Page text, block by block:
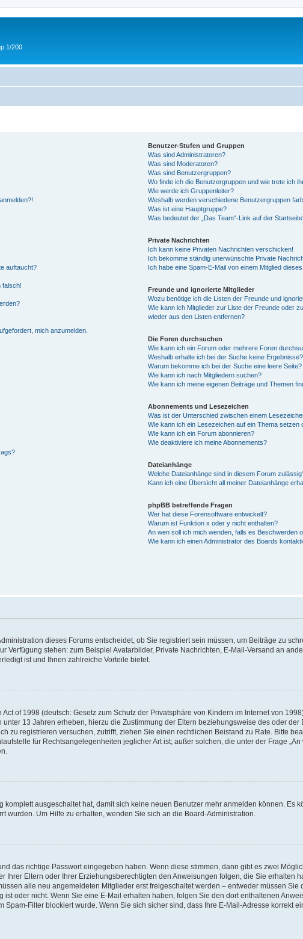
1/200
auftaucht?
falsch!
mich anzumelden.
Benutzer-Stufen und Gruppen
Was sind Administratoren?
Was sind Moderatoren?
Was sind Benutzergruppen?
Wo finde ich die Benutzergruppen und wie trete ich
Wie werde ich Gruppenleiter?
Weshalb werden verschiedene Benutzergruppen
Was ist eine Hauptgruppe?
Was bedeutet der „Das Team“-Link auf der
Private Nachrichten
Ich kann keine Privaten Nachrichten verschicken!
Ich bekomme ständig unerwünschte Private
Ich habe eine Spam-E-Mail von einem Mitglied
Freunde und ignorierte Mitglieder
Wozu benötige ich die Listen der Freunde und
Wie kann ich Mitglieder zur Liste der Freunde oder
wieder aus den Listen entfernen?
Die Foren durchsuchen
Wie kann ich ein Forum oder mehrere Foren
Weshalb erhalte ich bei der Suche keine Ergebnisse?
Warum bekomme ich bei der Suche eine leere Seite?
Wie kann ich nach Mitgliedern suchen?
Wie kann ich meine eigenen Beiträge und Themen
Abonnements und Lesezeichen
Was ist der Unterschied zwischen einem
Wie kann ich ein Lesezeichen auf ein Thema setzen
Wie kann ich ein Forum abonnieren?
Wie deaktiviere ich meine Abonnements?
Dateianhänge
Welche Dateianhänge sind in diesem Forum
Kann ich eine Übersicht all meiner Dateianhänge
phpBB betreffende Fragen
Wer hat diese Forensoftware entwickelt?
Warum ist Funktion x oder y nicht enthalten?
An wen soll ich mich wenden, falls es Beschwerden
Wie kann ich einen Administrator des Boards
dieses Forums entscheidet, ob Sie registriert sein müssen, um Beiträge zu
Verfügung stehen: zum Beispiel Avatarbilder, Private Nachrichten, E-Mail-Versand an
ist und Ihnen zahlreiche Vorteile bietet.
of 1998 (deutsch: Gesetz zum Schutz der Privatsphäre von Kindern im Internet von
13 Jahren erheben, hierzu die Zustimmung der Eltern beziehungsweise des oder
zu registrieren versuchen, zutrifft, ziehen Sie einen rechtlichen Beistand zu Rate. Bitte
für Rechtsangelegenheiten jeglicher Art ist; außer solchen, die unter der Frage
ausgeschaltet hat, damit sich keine neuen Benutzer mehr anmelden können. Es
wurden. Um Hilfe zu erhalten, wenden Sie sich an die Board-Administration.
das richtige Passwort eingegeben haben. Wenn diese stimmen, dann gibt es zwei
Ihrer Eltern oder Ihrer Erziehungsberechtigten den Anweisungen folgen, die Sie erhalten
alle neu angemeldeten Mitglieder erst freigeschaltet werden – entweder müssen
oder nicht. Wenn Sie eine E-Mail erhalten haben, folgen Sie den dort enthaltenen
Filter blockiert wurde. Wenn Sie sich sicher sind, dass Ihre E-Mail-Adresse korrekt